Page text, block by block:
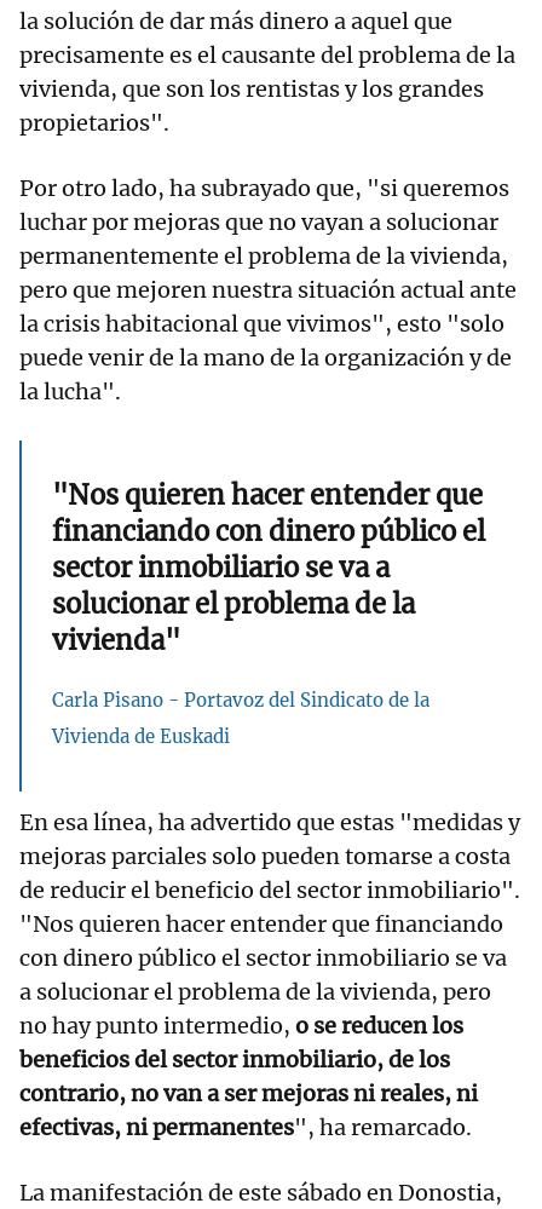
la solución de dar más dinero a aquel que
precisamente es el causante del problema de la
vivienda, que son los rentistas y los grandes
propietarios".
Por otro lado, ha subrayado que, "si queremos
luchar por mejoras que no vayan a solucionar
permanentemente el problema de la vivienda,
pero que mejoren nuestra situación actual ante
la crisis habitacional que vivimos", esto "solo
puede venir de la mano de la organización y de
la lucha".
"Nos quieren hacer entender que
financiando con dinero público el
sector inmobiliario se va a
solucionar el problema de la
vivienda"
Carla Pisano - Portavoz del Sindicato de la
Vivienda de Euskadi
En esa línea, ha advertido que estas "medidas y
mejoras parciales solo pueden tomarse a costa
de reducir el beneficio del sector inmobiliario".
"Nos quieren hacer entender que financiando
con dinero público el sector inmobiliario se va
a solucionar el problema de la vivienda, pero
no hay punto intermedio, o se reducen los
beneficios del sector inmobiliario, de los
contrario, no van a ser mejoras ni reales, ni
efectivas, ni permanentes", ha remarcado.
La manifestación de este sábado en Donostia,